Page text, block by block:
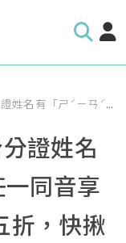
折、最高可享整桌五折，快揪「石」姓好友開鍋
證姓名
同音享
折，快揪